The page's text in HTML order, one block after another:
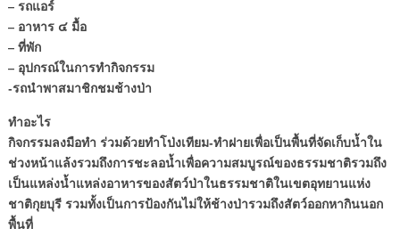
– รถแอร์
– อาหาร ๔ มื้อ
– ที่พัก
– อุปกรณ์ในการทำกิจกรรม
-รถนำพาสมาชิกชมช้างป่า
ทำอะไร
กิจกรรมลงมือทำ ร่วมด้วยทำโป่งเทียม-ทำฝายเพื่อเป็นพื้นที่จัดเก็บน้ำใน
ช่วงหน้าแล้งรวมถึงการชะลอน้ำเพื่อความสมบูรณ์ของธรรมชาติรวมถึง
เป็นแหล่งน้ำแหล่งอาหารของสัตว์ป่าในธรรมชาติในเขตอุทยานแห่ง
ชาติกุยบุรี รวมทั้งเป็นการป้องกันไม่ให้ช้างป่ารวมถึงสัตว์ออกหากินนอก
พื้นที่